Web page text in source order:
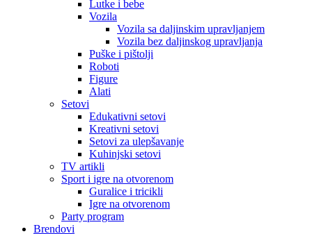
Lutke i bebe
Vozila
Vozila sa daljinskim upravljanjem
Vozila bez daljinskog upravljanja
Puške i pištolji
Roboti
Figure
Alati
Setovi
Edukativni setovi
Kreativni setovi
Setovi za ulepšavanje
Kuhinjski setovi
TV artikli
Sport i igre na otvorenom
Guralice i tricikli
Igre na otvorenom
Party program
Brendovi